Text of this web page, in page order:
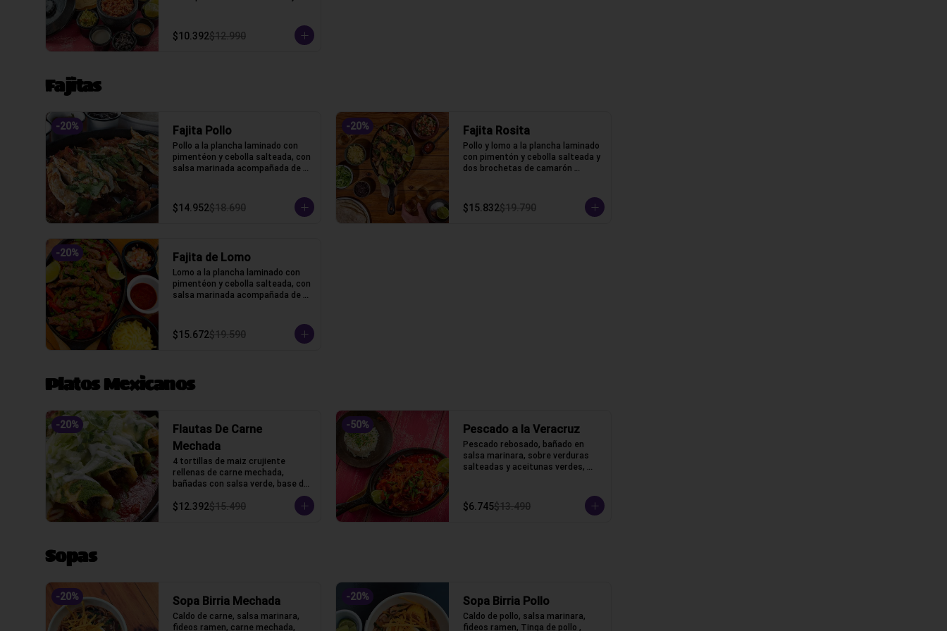
$10.392$12.990
Fajitas
-20% Fajita Pollo
Pollo a la plancha laminado con
pimentéon y cebolla salteada, con
salsa marinada acompañada de
trigo.
$14.952$18.690
-20% Fajita Rosita
Pollo y lomo a la plancha laminado
con pimentón y cebolla salteada y
dos brochetas de camarón
tortillas de harina de trigo.
$15.832$19.790
-20% Fajita de Lomo
Lomo a la plancha laminado con
pimentéon y cebolla salteada, con
salsa marinada acompañada de
trigo.
$15.672$19.590
Platos Mexicanos
-20%
Flautas De Carne
Mechada
4 tortillas de maiz crujiente
rellenas de carne mechada,
bañadas con salsa verde, base de
gratinado con queso gauda,
$12.392$15.490
-50% Pescado a la Veracruz
Pescado rebosado, bañado en
salsa marinara, sobre verduras
salteadas y aceitunas verdes,
$6.745$13.490
Sopas
-20% Sopa Birria Mechada
Caldo de carne, salsa marinara,
fideos ramen, carne mechada,
-20% Sopa Birria Pollo
Caldo de pollo, salsa marinara,
fideos ramen, Tinga de pollo ,